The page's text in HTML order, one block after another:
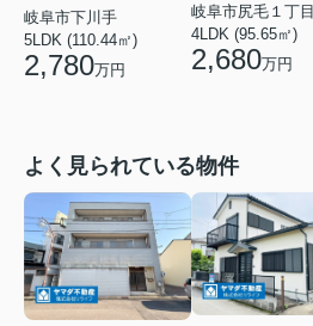
岐阜市下川手
5LDK (110.44㎡)
2,780万円
岐阜市尻毛１丁目
4LDK (95.65㎡)
2,680万円
よく見られている物件